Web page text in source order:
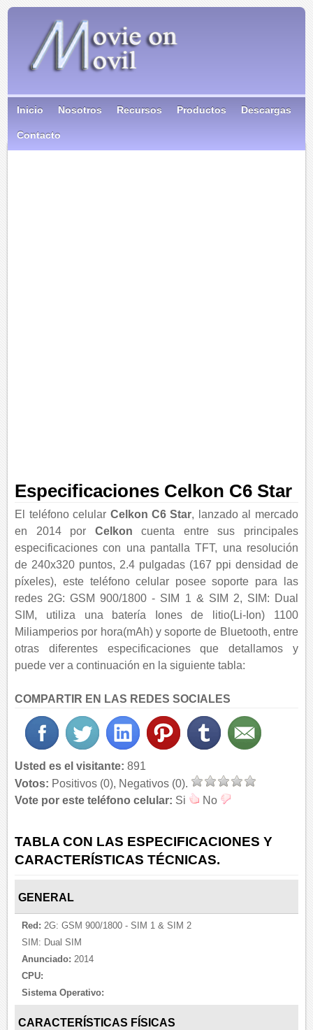
Inicio Nosotros Recursos Productos Descargas
Contacto
Especificaciones Celkon C6 Star
El teléfono celular Celkon C6 Star, lanzado al mercado
en 2014 por Celkon cuenta entre sus principales
especificaciones con una pantalla TFT, una resolución
de 240x320 puntos, 2.4 pulgadas (167 ppi densidad de
píxeles), este teléfono celular posee soporte para las
redes 2G: GSM 900/1800 - SIM 1 & SIM 2, SIM: Dual
SIM, utiliza una batería Iones de litio(Li-Ion) 1100
Miliamperios por hora(mAh) y soporte de Bluetooth, entre
otras diferentes especificaciones que detallamos y
puede ver a continuación en la siguiente tabla:
COMPARTIR EN LAS REDES SOCIALES
Usted es el visitante: 891
Votos: Positivos (0), Negativos (0).
Vote por este teléfono celular: Si No
TABLA CON LAS ESPECIFICACIONES Y
CARACTERÍSTICAS TÉCNICAS.
GENERAL
Red: 2G: GSM 900/1800 - SIM 1 & SIM 2
SIM: Dual SIM
Anunciado: 2014
CPU:
Sistema Operativo:
CARACTERÍSTICAS FÍSICAS